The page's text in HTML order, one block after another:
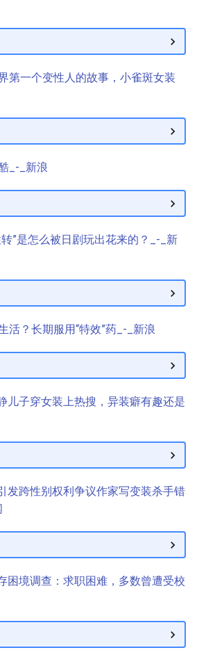
第一个变性人的故事，小雀斑女装
_-_新浪
”是怎么被日剧玩出花来的？_-_新
活？长期服用“特效”药_-_新浪
儿子穿女装上热搜，异装癖有趣还是
发跨性别权利争议作家写变装杀手错
困境调查：求职困难，多数曾遭受校